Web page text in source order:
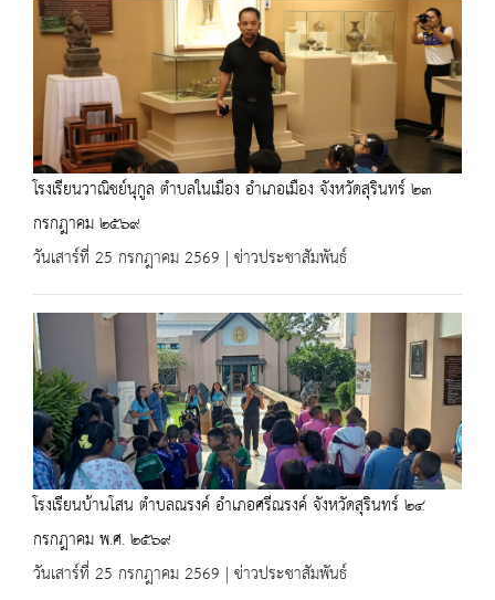
โรงเรียนวาณิชย์นุกูล ตำบลในเมือง อำเภอเมือง จังหวัดสุรินทร์ ๒๓
กรกฎาคม ๒๕๖๙
วันเสาร์ที่ 25 กรกฎาคม 2569 | ข่าวประชาสัมพันธ์
โรงเรียนบ้านโสน ตำบลณรงค์ อำเภอศรีณรงค์ จังหวัดสุรินทร์ ๒๔
กรกฎาคม พ.ศ. ๒๕๖๙
วันเสาร์ที่ 25 กรกฎาคม 2569 | ข่าวประชาสัมพันธ์